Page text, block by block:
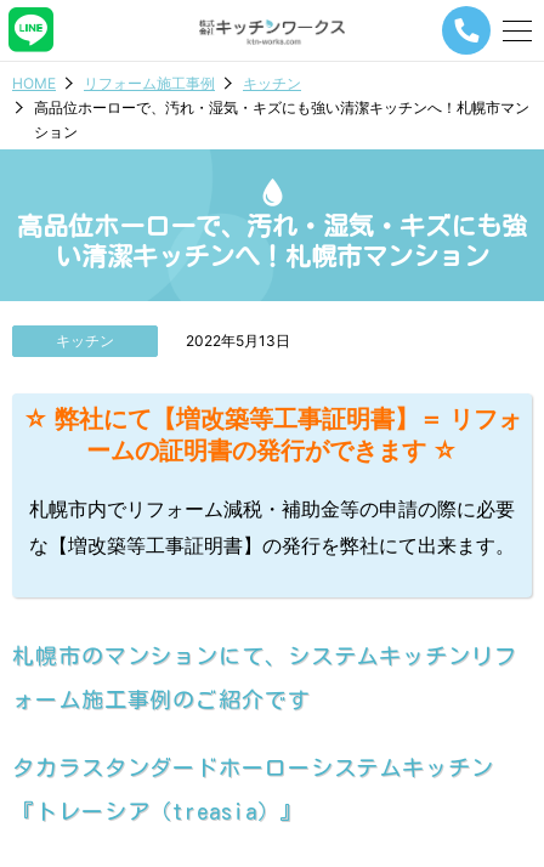
メ
ー
ビ
シ
ョ
タ
HOME リフォーム施工事例
キッチン
高品位ホーローで、汚れ・湿気・キズにも強い清潔キッチンへ！札幌市マン
ション
高品位ホーローで、汚れ・湿気・キズにも強
い清潔キッチンへ！札幌市マンション
キッチン 2022年5月13日
☆ 弊社にて【増改築等工事証明書】＝ リフォ
ームの証明書の発行ができます ☆
札幌市内でリフォーム減税・補助金等の申請の際に必要
な【増改築等工事証明書】の発行を弊社にて出来ます。
札幌市のマンションにて、システムキッチンリフ
ォーム施工事例のご紹介です
タカラスタンダードホーローシステムキッチン
『トレーシア（treasia）』